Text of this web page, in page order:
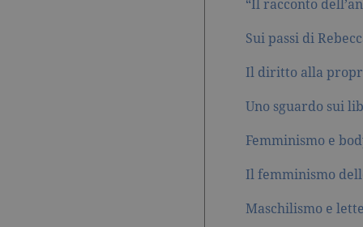
“Il racconto
Sui passi di
Il diritto alla
Uno sguardo sui
Femminismo e
Il femminismo
Maschilismo e
current_url
CookieScriptConsent